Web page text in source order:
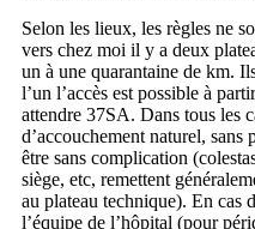
Selon les lieux, les règles ne
vers chez moi il y a deux
un à une quarantaine de km.
l’un l’accès est possible à
attendre 37SA. Dans tous les
d’accouchement naturel, sans
être sans complication
siège, etc, remettent
au plateau technique). En cas
l’équipe de l’hôpital (pour